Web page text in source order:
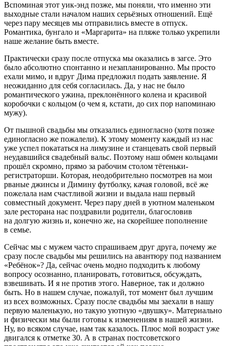
Вспоминая этот уик-энд позже, мы поняли, что именно эти
выходные стали началом наших серьёзных отношений. Ещё
через пару месяцев мы отправились вместе в отпуск.
Романтика, бунгало и «Маргарита» на пляже только укрепили
наше желание быть вместе.
Практически сразу после отпуска мы оказались в загсе. Это
было абсолютно спонтанно и незапланированно. Мы просто
ехали мимо, и вдруг Дима предложил подать заявление. Я
неожиданно для себя согласилась. Да, у нас не было
романтического ужина, преклонённого колена и красивой
коробочки с кольцом (о чем я, кстати, до сих пор напоминаю
мужу).
От пышной свадьбы мы отказались единогласно (хотя позже
единогласно же пожалели). К этому моменту каждый из нас
уже успел покататься на лимузине и станцевать свой первый
неудавшийся свадебный вальс. Поэтому наш обмен кольцами
прошёл скромно, прямо за рабочим столом тётеньки-
регистраторши. Которая, неодобрительно посмотрев на мои
рваные джинсы и Димину футболку, качая головой, всё же
пожелала нам счастливой жизни и выдала наш первый
совместный документ. Через пару дней в уютном маленьком
зале ресторана нас поздравили родители, благословив
на долгую жизнь и, конечно же, на скорейшее пополнение
в семье.
Сейчас мы с мужем часто спрашиваем друг друга, почему же
сразу после свадьбы мы решились на авантюру под названием
«Ребёнок»? Да, сейчас очень модно подходить к любому
вопросу осознанно, планировать, готовиться, обсуждать,
взвешивать. И я не против этого. Наверное, так и должно
быть. Но в нашем случае, пожалуй, тот момент был лучшим
из всех возможных. Сразу после свадьбы мы заехали в нашу
первую маленькую, но такую уютную «двушку». Материально
и физически мы были готовы к изменениям в нашей жизни.
Ну, во всяком случае, нам так казалось. Плюс мой возраст уже
двигался к отметке 30. А в странах постсоветского